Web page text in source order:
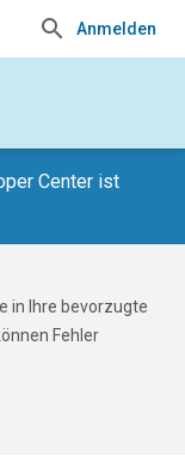
Anmelden
Center ist
in Ihre bevorzugte
Fehler